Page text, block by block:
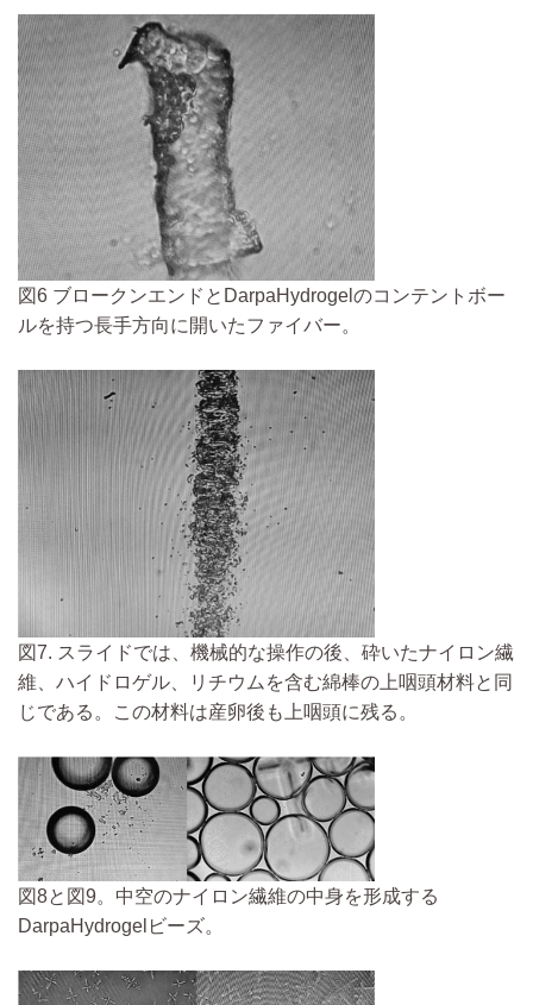
図6 ブロークンエンドとDarpaHydrogelのコンテントボー
ルを持つ長手方向に開いたファイバー。
図7. スライドでは、機械的な操作の後、砕いたナイロン繊
維、ハイドロゲル、リチウムを含む綿棒の上咽頭材料と同
じである。この材料は産卵後も上咽頭に残る。
図8と図9。中空のナイロン繊維の中身を形成する
DarpaHydrogelビーズ。